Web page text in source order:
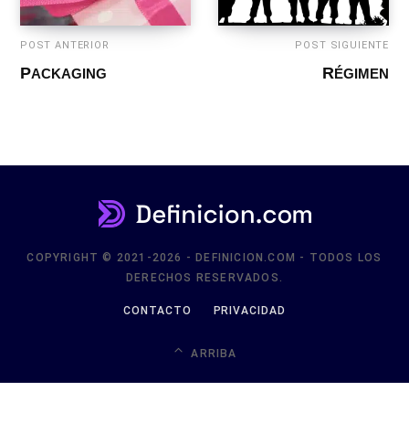
POST ANTERIOR
PACKAGING
POST SIGUIENTE
RÉGIMEN
COPYRIGHT © 2021-2026 - DEFINICION.COM - TODOS LOS
DERECHOS RESERVADOS.
CONTACTO PRIVACIDAD
ARRIBA